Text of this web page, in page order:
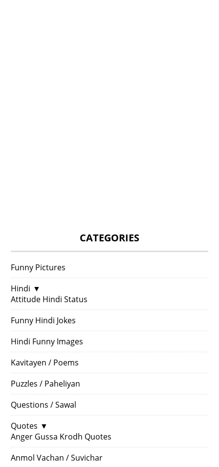
CATEGORIES
Funny Pictures
Hindi ▼
Attitude Hindi Status
Funny Hindi Jokes
Hindi Funny Images
Kavitayen / Poems
Puzzles / Paheliyan
Questions / Sawal
Quotes ▼
Anger Gussa Krodh Quotes
Anmol Vachan / Suvichar